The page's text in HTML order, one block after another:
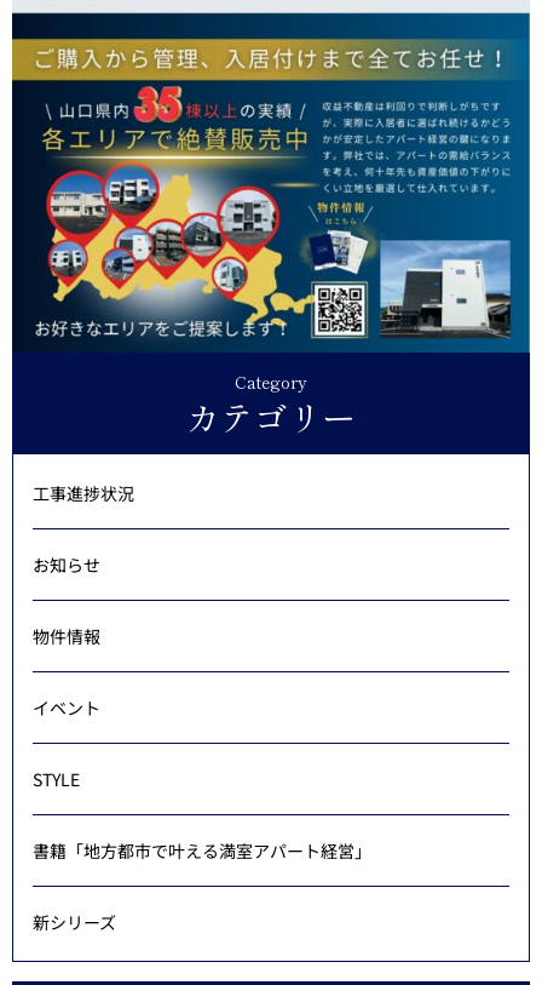
Category
カテゴリー
工事進捗状況
お知らせ
物件情報
イベント
STYLE
書籍「地方都市で叶える満室アパート経営」
新シリーズ